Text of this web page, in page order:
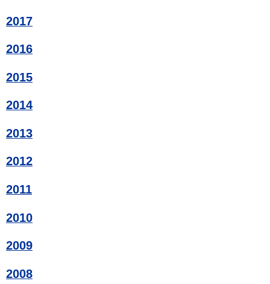
2017
2016
2015
2014
2013
2012
2011
2010
2009
2008